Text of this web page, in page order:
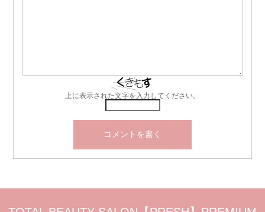
上に表示された文字を入力してください。